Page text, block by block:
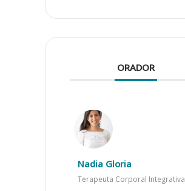
ORADOR
Nadia Gloria
Terapeuta Corporal Integrativa